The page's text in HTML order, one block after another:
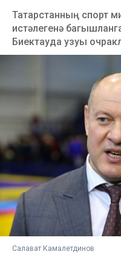
Татарстанның спорт
истәлегенә
Биектауда узуы
Салават Камалетдинов